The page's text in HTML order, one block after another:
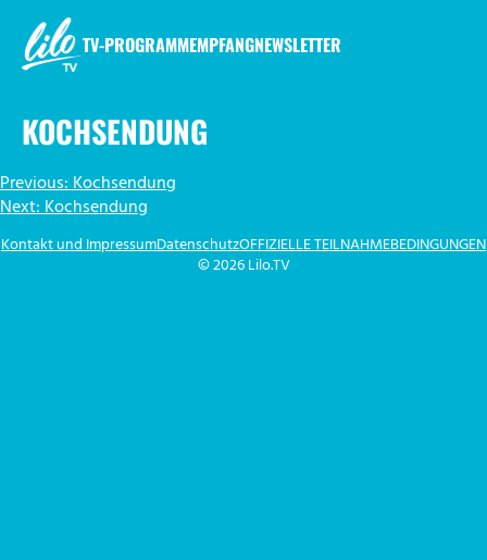
Inhalt
springen
TV-PROGRAMMEMPFANGNEWSLETTER
KOCHSENDUNG
BEITRAGSNAVIGATION
Previous:Kochsendung
Next:Kochsendung
© 2026 Lilo.TV
Kontakt und ImpressumDatenschutzOFFIZIELLE TEILNAHMEBEDINGUNGEN